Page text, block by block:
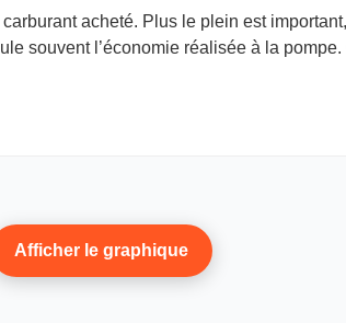
acheté. Plus le plein est
souvent l’économie réalisée à la
Afficher le graphique